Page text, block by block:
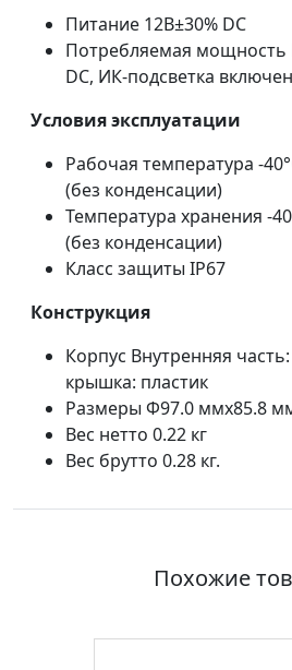
Питание 12В±30% DC
Потребляемая мощность
DC, ИК-подсветка
Условия эксплуатации
Рабочая температура -
(без конденсации)
Температура хранения -
(без конденсации)
Класс защиты IP67
Конструкция
Корпус Внутренняя
крышка: пластик
Размеры Φ97.0 ммx85.8
Вес нетто 0.22 кг
Вес брутто 0.28 кг.
Похожие